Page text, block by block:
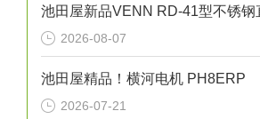
2026-08-07
池田屋精品！横河电机 PH8ERP
2026-07-21